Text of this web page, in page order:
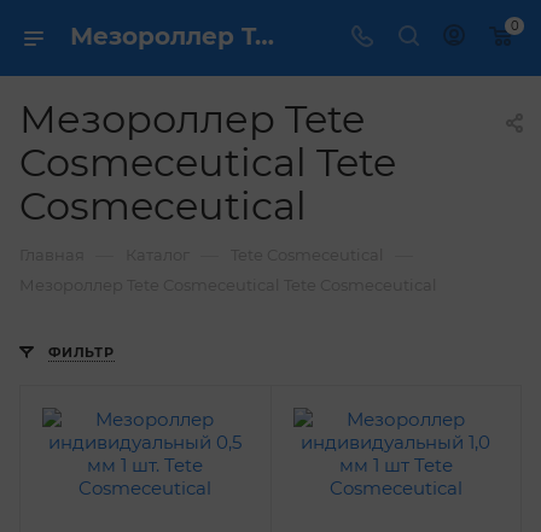
Мезороллер Tete Cosmeceutical Tete Cosmeceutical купить недорого в Москве в интернет магазине Dermcare ✔️ 0
Мезороллер Tete
Cosmeceutical Tete
Cosmeceutical
ФИЛЬТР